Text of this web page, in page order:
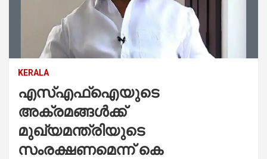
KERALA
എസ്എഫ്ഐയുടെ
അക്രമങ്ങള്‍ക്ക്
മുഖ്യമന്ത്രിയുടെ
സംരക്ഷണമെന്ന് കെ